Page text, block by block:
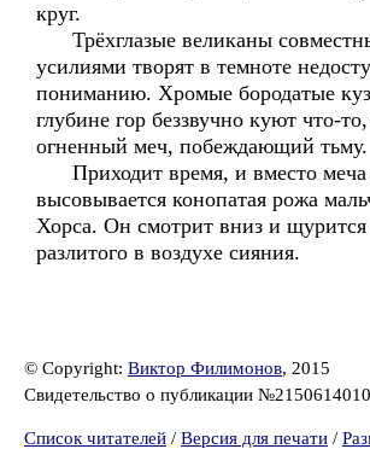
круг.
Трёхглазые великаны
усилиями творят в темноте
пониманию. Хромые бородатые
глубине гор беззвучно куют что-
огненный меч, побеждающий тьму.
Приходит время, и вместо меча
высовывается конопатая рожа
Хорса. Он смотрит вниз и
разлитого в воздухе сияния.
© Copyright: Виктор Филимонов, 2015
Свидетельство о публикации
Список читателей / Версия для печати /